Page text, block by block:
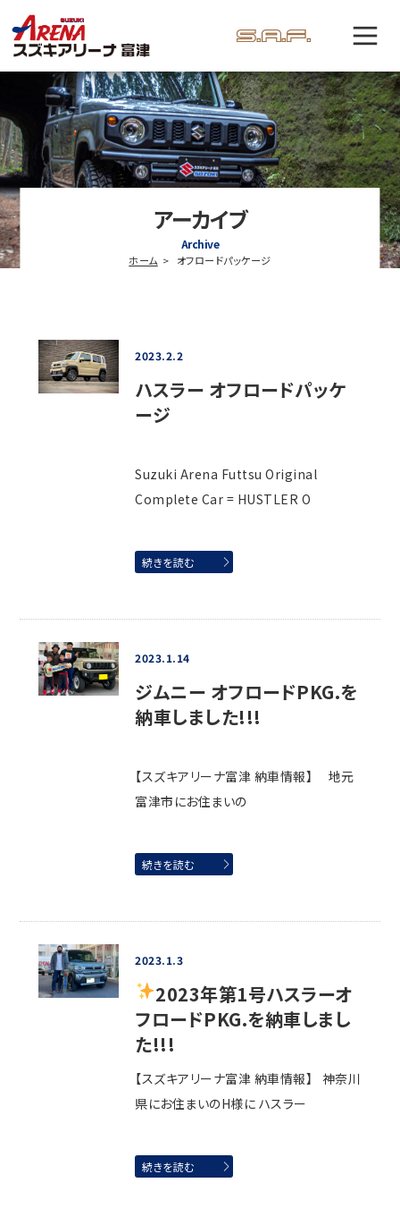
アーカイブ
Archive
ホーム オフロードパッケージ
2023.2.2
ハスラー オフロードパッケ
ージ
Suzuki Arena Futtsu Original
Complete Car = HUSTLER O
続きを読む
2023.1.14
ジムニー オフロードPKG.を
納車しました!!!
【スズキアリーナ富津 納車情報】 地元
富津市にお住まいの
続きを読む
2023.1.3
2023年第1号ハスラーオ
フロードPKG.を納車しまし
た!!!
【スズキアリーナ富津 納車情報】 神奈川
県にお住まいのH様に ハスラー
続きを読む